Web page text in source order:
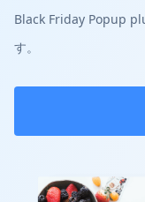
Black Friday Popup
す。